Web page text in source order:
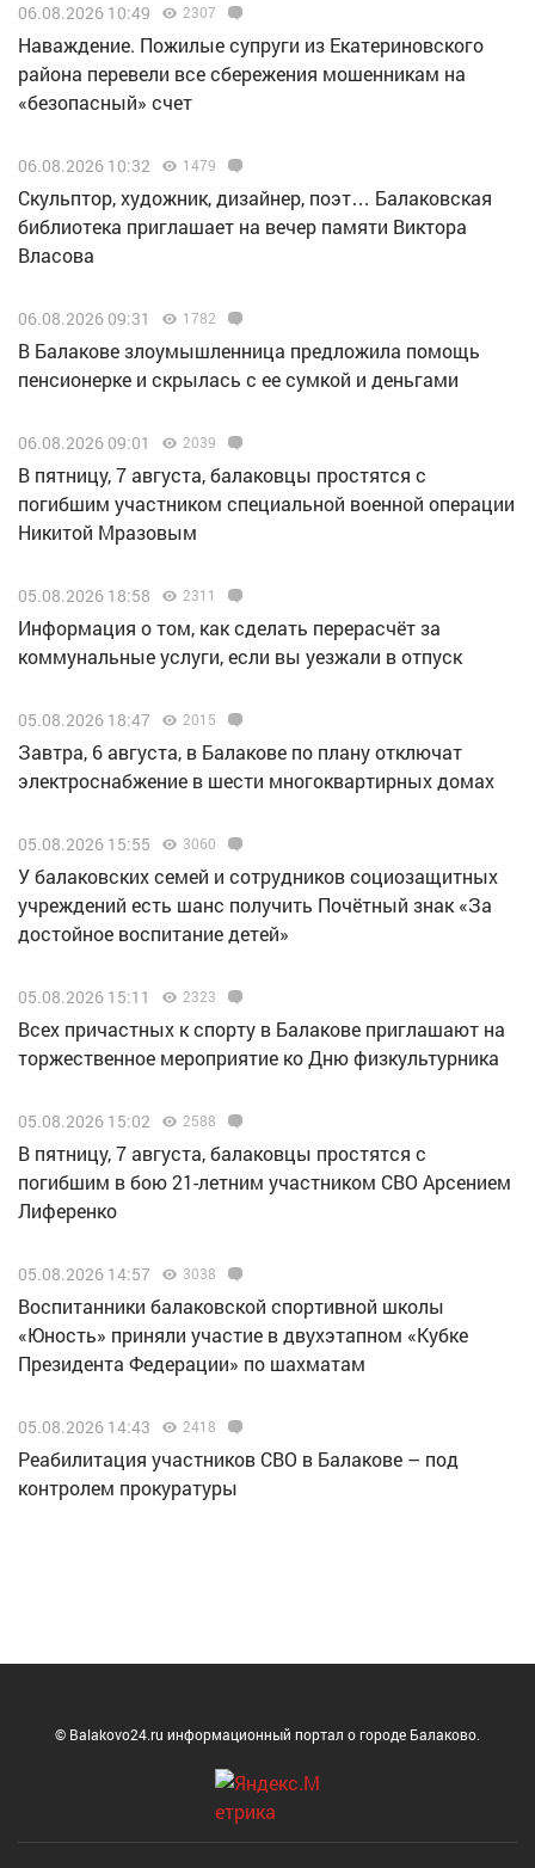
06.08.2026 10:49 2307
Наваждение. Пожилые супруги из Екатериновского
района перевели все сбережения мошенникам на
«безопасный» счет
06.08.2026 10:32 1479
Скульптор, художник, дизайнер, поэт… Балаковская
библиотека приглашает на вечер памяти Виктора
Власова
06.08.2026 09:31 1782
В Балакове злоумышленница предложила помощь
пенсионерке и скрылась с ее сумкой и деньгами
06.08.2026 09:01 2039
В пятницу, 7 августа, балаковцы простятся с
погибшим участником специальной военной операции
Никитой Мразовым
05.08.2026 18:58 2311
Информация о том, как сделать перерасчёт за
коммунальные услуги, если вы уезжали в отпуск
05.08.2026 18:47 2015
Завтра, 6 августа, в Балакове по плану отключат
электроснабжение в шести многоквартирных домах
05.08.2026 15:55 3060
У балаковских семей и сотрудников социозащитных
учреждений есть шанс получить Почётный знак «За
достойное воспитание детей»
05.08.2026 15:11 2323
Всех причастных к спорту в Балакове приглашают на
торжественное мероприятие ко Дню физкультурника
05.08.2026 15:02 2588
В пятницу, 7 августа, балаковцы простятся с
погибшим в бою 21-летним участником СВО Арсением
Лиференко
05.08.2026 14:57 3038
Воспитанники балаковской спортивной школы
«Юность» приняли участие в двухэтапном «Кубке
Президента Федерации» по шахматам
05.08.2026 14:43 2418
Реабилитация участников СВО в Балакове – под
контролем прокуратуры
© Balakovo24.ru информационный портал о городе Балаково.